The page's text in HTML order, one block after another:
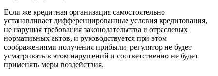
Если же кредитная организация самостоятельно
устанавливает дифференцированные условия кредитования,
не нарушая требования законодательства и отраслевых
нормативных актов, и руководствуется при этом
соображениями получения прибыли, регулятор не будет
усматривать в этом нарушений и соответственно не будет
применять меры воздействия.